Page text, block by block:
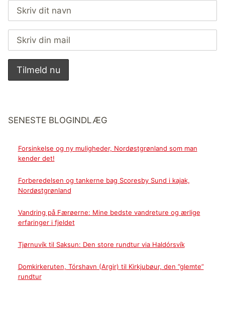
SENESTE BLOGINDLÆG
Forsinkelse og ny muligheder, Nordøstgrønland som man
kender det!
Forberedelsen og tankerne bag Scoresby Sund i kajak,
Nordøstgrønland
Vandring på Færøerne: Mine bedste vandreture og ærlige
erfaringer i fjeldet
Tjørnuvík til Saksun: Den store rundtur via Haldórsvík
Domkirkeruten, Tórshavn (Argir) til Kirkjubøur, den ”glemte”
rundtur